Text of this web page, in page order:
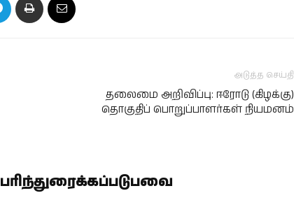
அடுத்த செய்தி
தலைமை அறிவிப்பு: ஈரோடு (கிழக்கு)
தொகுதிப் பொறுப்பாளர்கள் நியமனம்
பரிந்துரைக்கப்படுபவை